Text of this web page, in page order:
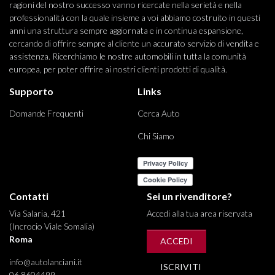
ragioni del nostro successo vanno ricercate nella serietà e nella
professionalità con la quale insieme a voi abbiamo costruito in questi
anni una struttura sempre aggiornata e in continua espansione,
cercando di offrire sempre al cliente un accurato servizio di vendita e
assistenza. Ricerchiamo le nostre automobili in tutta la comunità
europea, per poter offrire ai nostri clienti prodotti di qualità.
Supporto
Domande Frequenti
Links
Cerca Auto
Chi Siamo
Contatti
Via Salaria, 421
(Incrocio Viale Somalia)
Roma
info@autolanciani.it
Sei un rivenditore?
Accedi alla tua area riservata
ACCEDI
ISCRIVITI